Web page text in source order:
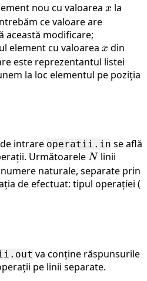
nou cu valoarea x
x la
ce valoare are
această modificare;
element cu valoarea x
x din
este reprezentantul listei
la loc elementul pe poziția
intrare operatii.in se află
UrmătoareleN
N linii
naturale, separate prin
de efectuat: tipul operației (
va conține răspunsurile
pe linii separate.